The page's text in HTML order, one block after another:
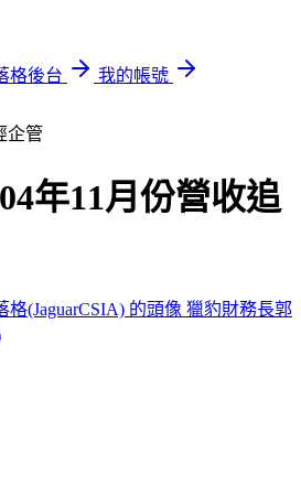
格後台
我的帳號
企管
年11月份營收追
獵豹財務長郭